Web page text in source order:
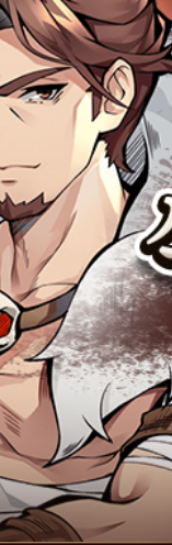
[석기
[석기
[석기
[석기
(완료)